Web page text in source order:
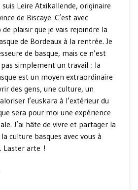
suis Leire Atxikallende, originaire
de Biscaye. C’est avec
de plaisir que je vais rejoindre la
de Bordeaux à la rentrée. Je
de basque, mais ce n’est
simplement un travail : la
est un moyen extraordinaire
des gens, une culture, un
l’euskara à l’extérieur du
sera pour moi une expérience
J’ai hâte de vivre et partager la
culture basques avec vous à
Laster arte !